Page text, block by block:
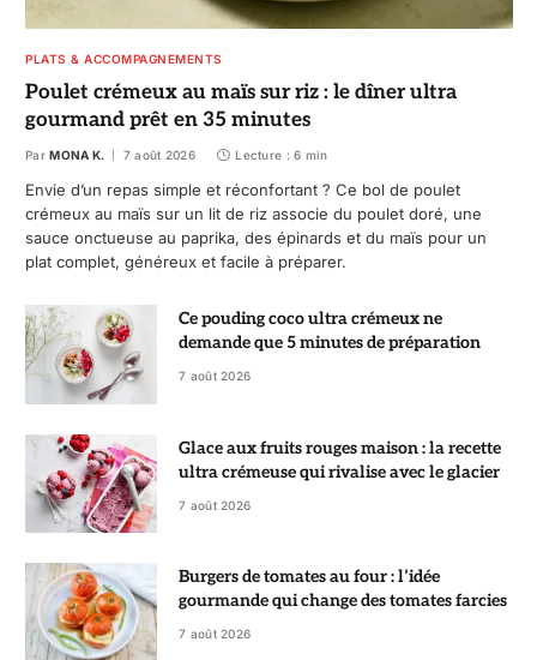
PLATS & ACCOMPAGNEMENTS
Poulet crémeux au maïs sur riz : le dîner ultra
gourmand prêt en 35 minutes
Par MONA K. 7 août 2026 Lecture : 6 min
Envie d’un repas simple et réconfortant ? Ce bol de poulet
crémeux au maïs sur un lit de riz associe du poulet doré, une
sauce onctueuse au paprika, des épinards et du maïs pour un
plat complet, généreux et facile à préparer.
Ce pouding coco ultra crémeux ne
demande que 5 minutes de préparation
7 août 2026
Glace aux fruits rouges maison : la recette
ultra crémeuse qui rivalise avec le glacier
7 août 2026
Burgers de tomates au four : l’idée
gourmande qui change des tomates farcies
7 août 2026